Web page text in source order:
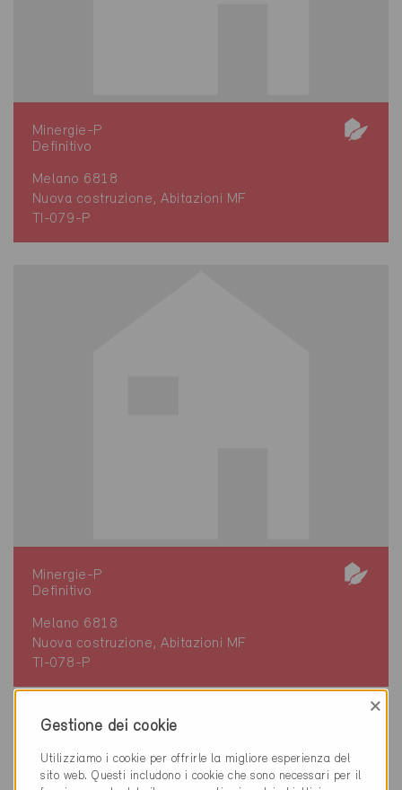
Minergie-P
Definitivo
Melano 6818
Nuova costruzione, Abitazioni MF
TI-079-P
Minergie-P
Definitivo
Melano 6818
Nuova costruzione, Abitazioni MF
TI-078-P
Gestione dei cookie
×
Utilizziamo i cookie per offrirle la migliore esperienza del
sito web. Questi includono i cookie che sono necessari per il